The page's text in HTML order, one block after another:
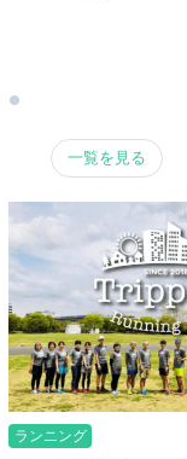
一覧を見る
ランニング